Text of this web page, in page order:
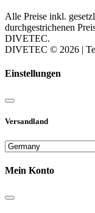
Alle Preise inkl.
durchgestrichenen
DIVETEC.
DIVETEC © 2026 |
Einstellungen
Versandland
Mein Konto